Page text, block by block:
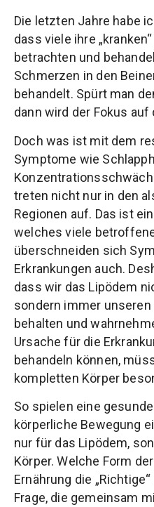
Die letzten Jahre habe
dass viele ihre
betrachten und
Schmerzen in den
behandelt. Spürt man
dann wird der Fokus auf
Doch was ist mit dem
Symptome wie
treten nicht nur in den
Regionen auf. Das ist
welches viele
überschneiden sich
Erkrankungen auch.
dass wir das Lipödem
sondern immer
behalten und
Ursache für die
behandeln können,
kompletten Körper
So spielen eine
körperliche Bewegung
nur für das Lipödem,
Körper. Welche Form
Ernährung die
Frage, die gemeinsam